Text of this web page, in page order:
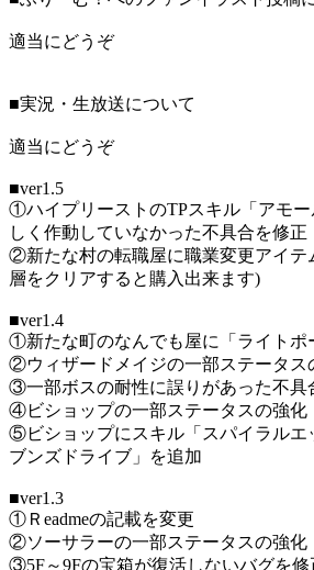
適当にどうぞ
■実況・生放送について
適当にどうぞ
■ver1.5
①ハイプリーストのTPスキル「アモ
しく作動していなかった不具合を修正
②新たな村の転職屋に職業変更アイテ
層をクリアすると購入出来ます)
■ver1.4
①新たな町のなんでも屋に「ライトポ
②ウィザードメイジの一部ステータス
③一部ボスの耐性に誤りがあった不具
④ビショップの一部ステータスの強化
⑤ビショップにスキル「スパイラルエ
ブンズドライブ」を追加
■ver1.3
①Ｒeadmeの記載を変更
②ソーサラーの一部ステータスの強化
③5F～9Fの宝箱が復活しないバグを修